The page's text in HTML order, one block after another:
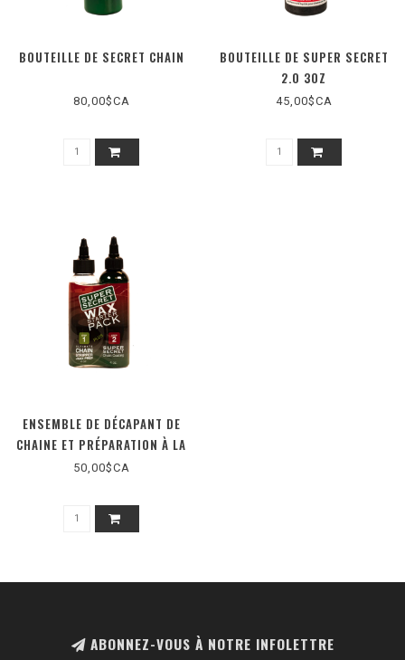
BOUTEILLE DE SECRET CHAIN
80,00$CA
BOUTEILLE DE SUPER SECRET
2.0 3OZ
45,00$CA
ENSEMBLE DE DÉCAPANT DE
CHAINE ET PRÉPARATION À LA
CIRE ET LUBRIFIANT SUPER
50,00$CA
ABONNEZ-VOUS À NOTRE INFOLETTRE